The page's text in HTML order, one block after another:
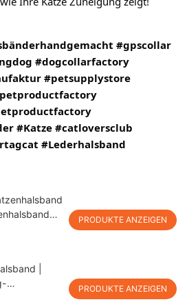
#gpscollar
#dogcollarfactory
#petsupplystore
#Katze #catloversclub
#Lederhalsband
PRODUKTE ANZEIGEN
|
PRODUKTE ANZEIGEN